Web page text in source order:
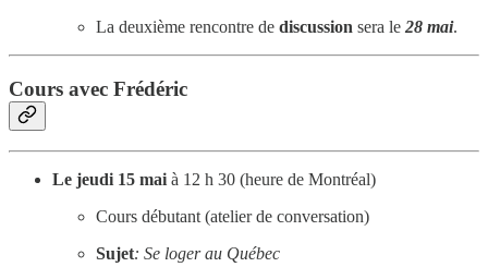
La deuxième rencontre de discussion sera le 28 mai.
Cours avec Frédéric
Le jeudi 15 mai à 12 h 30 (heure de Montréal)
Cours débutant (atelier de conversation)
Sujet: Se loger au Québec